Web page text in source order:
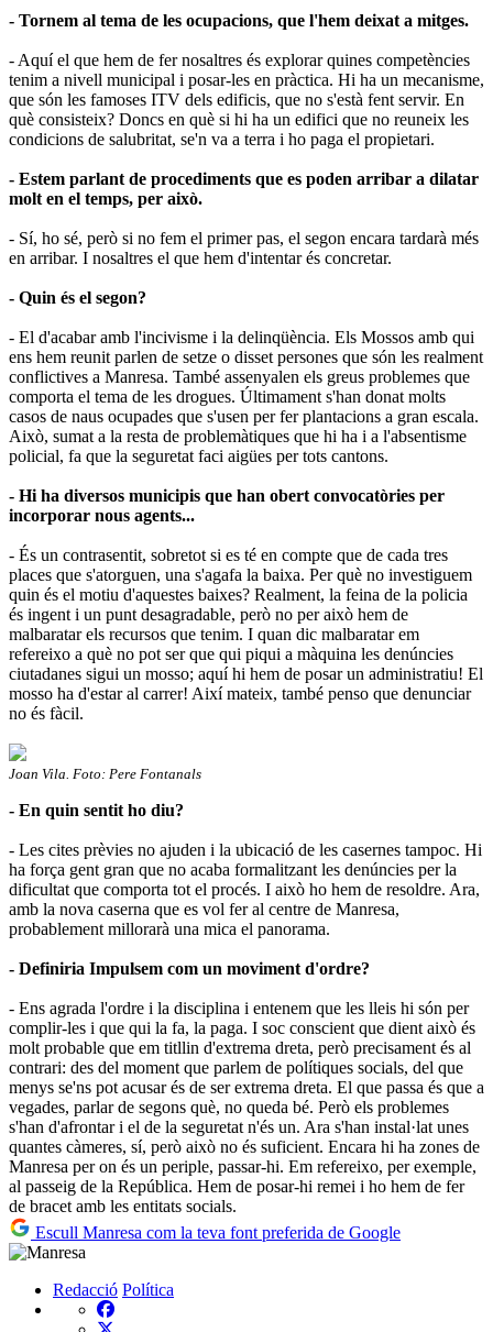
- Tornem al tema de les ocupacions, que l'hem deixat a mitges.
- Aquí el que hem de fer nosaltres és explorar quines competències
tenim a nivell municipal i posar-les en pràctica. Hi ha un mecanisme,
que són les famoses ITV dels edificis, que no s'està fent servir. En
què consisteix? Doncs en què si hi ha un edifici que no reuneix les
condicions de salubritat, se'n va a terra i ho paga el propietari.
- Estem parlant de procediments que es poden arribar a dilatar
molt en el temps, per això.
- Sí, ho sé, però si no fem el primer pas, el segon encara tardarà més
en arribar. I nosaltres el que hem d'intentar és concretar.
- Quin és el segon?
- El d'acabar amb l'incivisme i la delinqüència. Els Mossos amb qui
ens hem reunit parlen de setze o disset persones que són les realment
conflictives a Manresa. També assenyalen els greus problemes que
comporta el tema de les drogues. Últimament s'han donat molts
casos de naus ocupades que s'usen per fer plantacions a gran escala.
Això, sumat a la resta de problemàtiques que hi ha i a l'absentisme
policial, fa que la seguretat faci aigües per tots cantons.
- Hi ha diversos municipis que han obert convocatòries per
incorporar nous agents...
- És un contrasentit, sobretot si es té en compte que de cada tres
places que s'atorguen, una s'agafa la baixa. Per què no investiguem
quin és el motiu d'aquestes baixes? Realment, la feina de la policia
és ingent i un punt desagradable, però no per això hem de
malbaratar els recursos que tenim. I quan dic malbaratar em
refereixo a què no pot ser que qui piqui a màquina les denúncies
ciutadanes sigui un mosso; aquí hi hem de posar un administratiu! El
mosso ha d'estar al carrer! Així mateix, també penso que denunciar
no és fàcil.
Joan Vila. Foto: Pere Fontanals
- En quin sentit ho diu?
- Les cites prèvies no ajuden i la ubicació de les casernes tampoc. Hi
ha força gent gran que no acaba formalitzant les denúncies per la
dificultat que comporta tot el procés. I això ho hem de resoldre. Ara,
amb la nova caserna que es vol fer al centre de Manresa,
probablement millorarà una mica el panorama.
- Definiria Impulsem com un moviment d'ordre?
- Ens agrada l'ordre i la disciplina i entenem que les lleis hi són per
complir-les i que qui la fa, la paga. I soc conscient que dient això és
molt probable que em titllin d'extrema dreta, però precisament és al
contrari: des del moment que parlem de polítiques socials, del que
menys se'ns pot acusar és de ser extrema dreta. El que passa és que a
vegades, parlar de segons què, no queda bé. Però els problemes
s'han d'afrontar i el de la seguretat n'és un. Ara s'han instal·lat unes
quantes càmeres, sí, però això no és suficient. Encara hi ha zones de
Manresa per on és un periple, passar-hi. Em refereixo, per exemple,
al passeig de la República. Hem de posar-hi remei i ho hem de fer
de bracet amb les entitats socials.
Escull Manresa com la teva font preferida de Google
Redacció Política